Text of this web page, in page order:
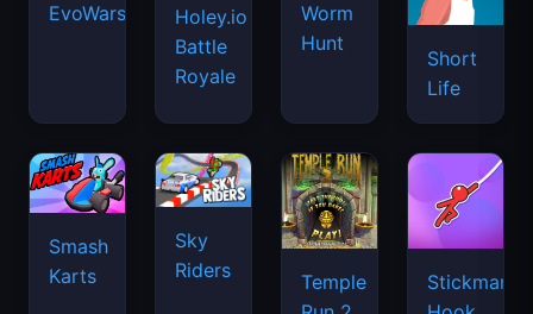
EvoWars.io
Holey.io
Battle
Royale
Worm
Hunt
Short
Life
Smash
Karts
Sky
Riders
Temple
Stickman